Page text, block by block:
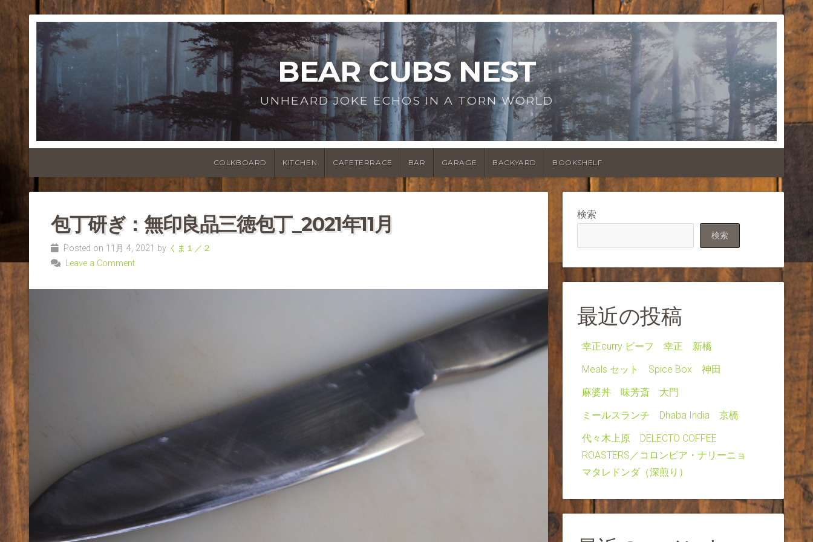
BEAR CUBS NEST
UNHEARD JOKE ECHOS IN A TORN WORLD
COLKBOARD KITCHEN CAFETERRACE BAR GARAGE BACKYARD BOOKSHELF
包丁研ぎ：無印良品三徳包丁_2021年11月
Posted on 11月 4, 2021 by くま１／２
Leave a Comment
検索
検索
最近の投稿
幸正curry ビーフ 幸正 新橋
Meals セット Spice Box 神田
麻婆丼 味芳斎 大門
ミールスランチ Dhaba India 京橋
代々木上原 DELECTO COFFEE
ROASTERS／コロンビア・ナリーニョ
マタレドンダ（深煎り）